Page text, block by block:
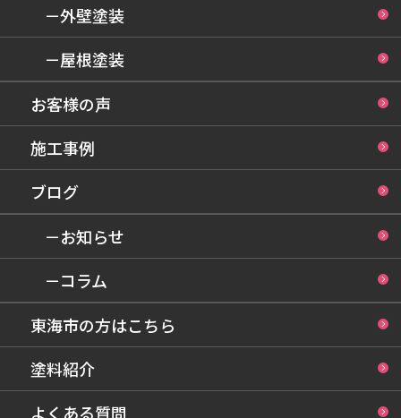
－外壁塗装
－屋根塗装
お客様の声
施工事例
ブログ
－お知らせ
－コラム
東海市の方はこちら
塗料紹介
よくある質問